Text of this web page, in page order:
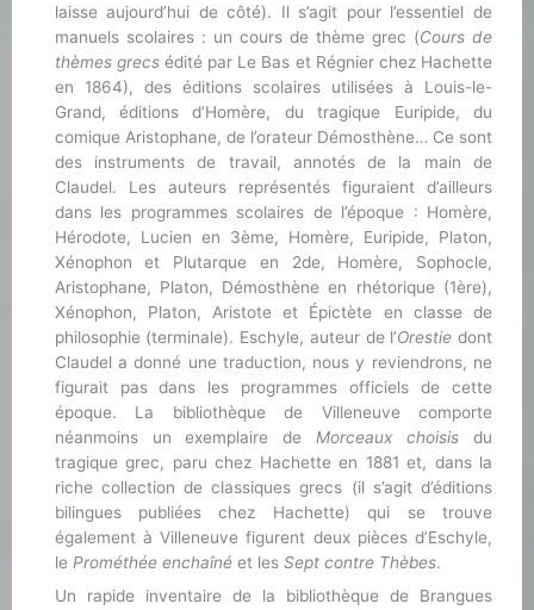
laisse aujourd’hui de côté). Il s’agit pour l’essentiel de
manuels scolaires : un cours de thème grec (Cours de
thèmes grecsédité par Le Bas et Régnier chez Hachette
en 1864), des éditions scolaires utilisées à Louis-le-
Grand, éditions d’Homère, du tragique Euripide, du
comique Aristophane, de l’orateur Démosthène… Ce sont
des instruments de travail, annotés de la main de
Claudel. Les auteurs représentés figuraient d’ailleurs
dans les programmes scolaires de l’époque : Homère,
Hérodote, Lucien en 3ème, Homère, Euripide, Platon,
Xénophon et Plutarque en 2de, Homère, Sophocle,
Aristophane, Platon, Démosthène en rhétorique (1ère),
Xénophon, Platon, Aristote et Épictète en classe de
philosophie (terminale). Eschyle, auteur de l’Orestie dont
Claudel a donné une traduction, nous y reviendrons, ne
figurait pas dans les programmes officiels de cette
époque. La bibliothèque de Villeneuve comporte
néanmoins un exemplaire de Morceaux choisis du
tragique grec, paru chez Hachette en 1881 et, dans la
riche collection de classiques grecs (il s’agit d’éditions
bilingues publiées chez Hachette) qui se trouve
également à Villeneuve figurent deux pièces d’Eschyle,
le Prométhée enchaînéet les Sept contre Thèbes.
Un rapide inventaire de la bibliothèque de Brangues